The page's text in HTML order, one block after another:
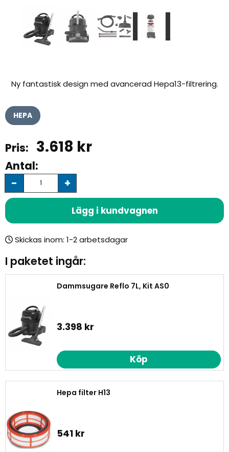
Ny fantastisk design med avancerad Hepa13-filtrering.
HEPA
3.618 kr
Antal:
+
-
Lägg i kundvagnen
Skickas inom:
I paketet ingår:
Dammsugare Reflo 7L, Kit AS0
3.398 kr
Köp
Hepa filter H13
541 kr